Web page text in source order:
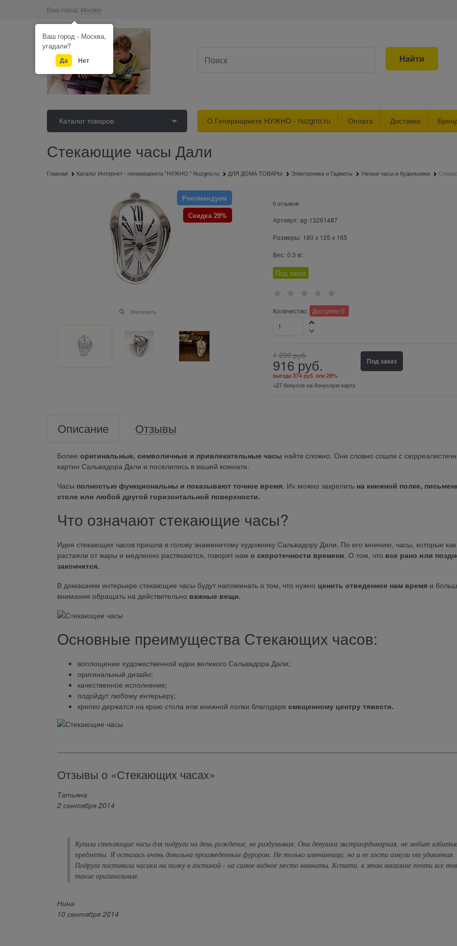
Ваш город: Москва
Найти
Каталог товаров О Гипермаркете НУЖНО - nuzgno.ru Оплата Доставка
Стекающие часы Дали
Главная Каталог Интернет - гипермаркета "НУЖНО " Nuzgno.ru ДЛЯ ДОМА ТОВАРЫ Электроника и Гаджеты Умные часы и будильники
Рекомендуем
Скидка 29%
Увеличить
0 отзывов
Артикул: ag-13261487
Размеры: 180 x 125 x 165
Вес: 0.3 кг.
Под заказ
Количество: Доступно 0
1 290 руб.
916 руб.
выгода374 руб. или29%
+27 бонусов на бонусную карту
Под заказ
Описание Отзывы
Более оригинальные, символичные и привлекательные часы найти сложно. Они словно сошли с
картин Сальвадора Дали и поселились в вашей комнате.
Часы полностью функциональны и показывают точное время. Их можно закрепить на книжной полке,
столе или любой другой горизонтальной поверхности.
Что означают стекающие часы?
Идея стекающих часов пришла в голову знаменитому художнику Сальвадору Дали. По его мнению, часы, которые как
растаяли от жары и медленно растякаются, говорят нам о скоротечности времени. О том, что все рано или
закончится.
В домашнем интерьере стекающие часы будут напоминать о том, что нужно ценить отведенное нам время и
внимания обращать на действительно важные вещи.
Основные преимущества Стекающих часов:
воплощение художественной идеи великого Сальвадора Дали;
оригинальный дизайн;
качественное исполнение;
подойдут любому интерьеру;
крепко держатся на краю стола или книжной полки благодаря смещенному центру тяжести.
Отзывы о «Стекающих часах»
Татьяна
2 сентября 2014
Купила стекающие часы для подруги на день рождение, не раздумывая. Она девушка экстраординарная, не любит
предметы. Я осталась очень довольна произведенным фурором. Не только именинница, но и ее гости ахнули от удивления.
Подруга поставила часики на полку в гостиной - на самое видное место комнаты. Кстати, в этом магазине почти все
такие оригинальные.
Нина
10 сентября 2014
Ваш город - Москва,
угадали?
Да Нет